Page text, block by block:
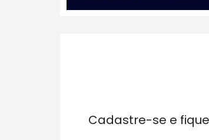
Cadastre-se e